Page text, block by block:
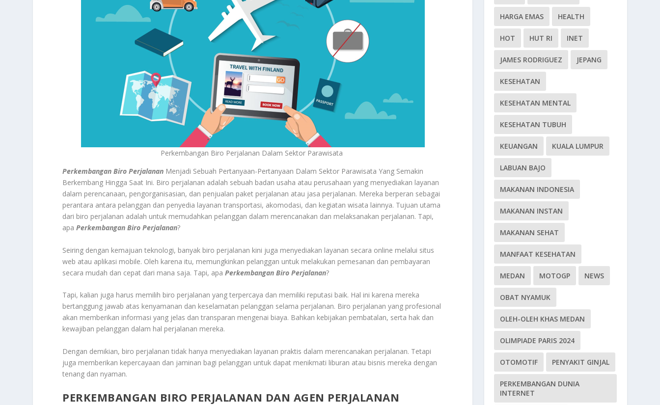
Perkembangan Biro Perjalanan Dalam Sektor Parawisata
Perkembangan Biro Perjalanan Menjadi Sebuah Pertanyaan-Pertanyaan Dalam Sektor Parawisata Yang Semakin
Berkembang Hingga Saat Ini. Biro perjalanan adalah sebuah badan usaha atau perusahaan yang menyediakan layanan
dalam perencanaan, pengorganisasian, dan penjualan paket perjalanan atau jasa perjalanan. Mereka berperan sebagai
perantara antara pelanggan dan penyedia layanan transportasi, akomodasi, dan kegiatan wisata lainnya. Tujuan utama
dari biro perjalanan adalah untuk memudahkan pelanggan dalam merencanakan dan melaksanakan perjalanan. Tapi,
apaPerkembangan Biro Perjalanan?
Seiring dengan kemajuan teknologi, banyak biro perjalanan kini juga menyediakan layanan secara online melalui situs
web atau aplikasi mobile. Oleh karena itu, memungkinkan pelanggan untuk melakukan pemesanan dan pembayaran
secara mudah dan cepat dari mana saja. Tapi, apaPerkembangan Biro Perjalanan?
Tapi, kalian juga harus memilih biro perjalanan yang terpercaya dan memiliki reputasi baik. Hal ini karena mereka
bertanggung jawab atas kenyamanan dan keselamatan pelanggan selama perjalanan. Biro perjalanan yang profesional
akan memberikan informasi yang jelas dan transparan mengenai biaya. Bahkan kebijakan pembatalan, serta hak dan
kewajiban pelanggan dalam hal perjalanan mereka.
Dengan demikian, biro perjalanan tidak hanya menyediakan layanan praktis dalam merencanakan perjalanan. Tetapi
juga memberikan kepercayaan dan jaminan bagi pelanggan untuk dapat menikmati liburan atau bisnis mereka dengan
tenang dan nyaman.
PERKEMBANGAN BIRO PERJALANAN DAN AGEN PERJALANAN
HARGA EMAS HEALTH
HOT HUT RI INET
JAMES RODRIGUEZ JEPANG
KESEHATAN
KESEHATAN MENTAL
KESEHATAN TUBUH
KEUANGAN KUALA LUMPUR
LABUAN BAJO
MAKANAN INDONESIA
MAKANAN INSTAN
MAKANAN SEHAT
MANFAAT KESEHATAN
MEDAN MOTOGP NEWS
OBAT NYAMUK
OLEH-OLEH KHAS MEDAN
OLIMPIADE PARIS 2024
OTOMOTIF PENYAKIT GINJAL
PERKEMBANGAN DUNIA
INTERNET